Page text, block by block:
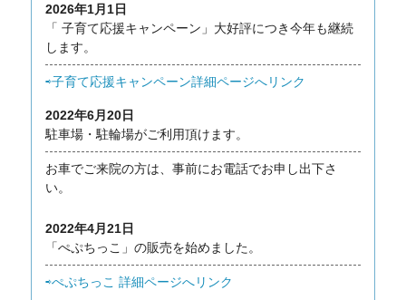
2026年1月1日
「 子育て応援キャンペーン」大好評につき今年も継続
します。
⇨子育て応援キャンペーン詳細ページへリンク
2022年6月20日
駐車場・駐輪場がご利用頂けます。
お車でご来院の方は、事前にお電話でお申し出下さ
い。
2022年4月21日
「ぺぷちっこ」の販売を始めました。
⇨ぺぷちっこ 詳細ページへリンク